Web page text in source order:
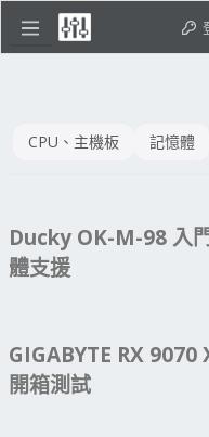
CPU、主機板 記憶體
Ducky OK-M-98 入
體支援
GIGABYTE RX
開箱測試